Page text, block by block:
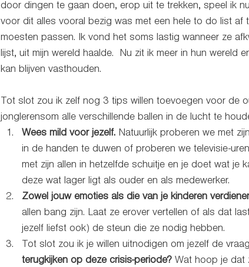
door dingen te gaan doen, erop uit te trekken, speel ik
voor dit alles vooral bezig was met een hele to do list af
moesten passen. Ik vond het soms lastig wanneer ze
lijst, uit mijn wereld haalde.  Nu zit ik meer in hun wereld
kan blijven vasthouden.
Tot slot zou ik zelf nog 3 tips willen toevoegen voor de
jonglerensom alle verschillende ballen in de lucht te
Wees mild voor jezelf. Natuurlijk proberen we met
in de handen te duwen of proberen we televisie-
met zijn allen in hetzelfde schuitje en je doet wat je
deze wat lager ligt als ouder en als medewerker.
Zowel jouw emoties als die van je kinderen
allen bang zijn. Laat ze erover vertellen of als dat
jezelf liefst ook) de steun die ze nodig hebben.
Tot slot zou ik je willen uitnodigen om jezelf de
terugkijken op deze crisis-periode? Wat hoop je dat